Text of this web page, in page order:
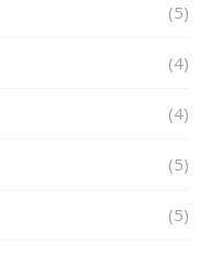
(5)
(4)
(4)
(5)
(5)